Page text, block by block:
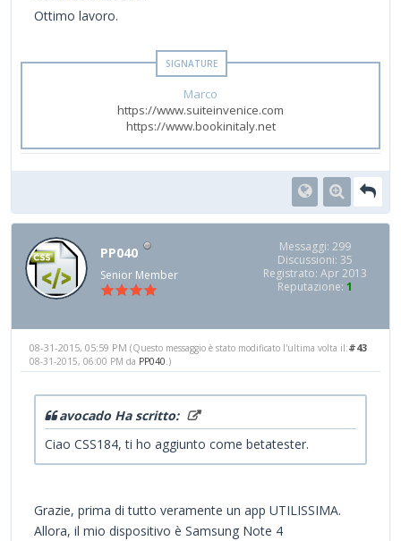
Ottimo lavoro.
Marco
https://www.suiteinvenice.com
https://www.bookinitaly.net
PP040
Senior Member
Messaggi: 299
Discussioni: 35
Registrato: Apr 2013
Reputazione: 1
#43
08-31-2015, 05:59 PM (Questo messaggio è stato modificato l'ultima volta il:
08-31-2015, 06:00 PM da PP040.)
avocado Ha scritto:
Ciao CSS184, ti ho aggiunto come betatester.
Grazie, prima di tutto veramente un app UTILISSIMA.
Allora, il mio dispositivo è Samsung Note 4